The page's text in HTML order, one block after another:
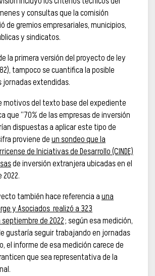
y consultas que la comisión
de gremios empresariales, municipios,
y sindicatos.
la primera versión del proyecto de ley
tampoco se cuantifica la posible
jornadas extendidas.
motivos del texto base del expediente
que “70% de las empresas de inversión
dispuestas a aplicar este tipo de
proviene deun sondeo que la
de Iniciativas de Desarrollo (CINDE)
de inversión extranjera ubicadas en el
también hace referencia auna
y Asociados realizó a 323
de 2022; según esa medición,
gustaría seguir trabajando en jornadas
el informe de esa medición carece de
que sea representativa de la